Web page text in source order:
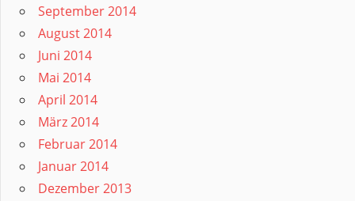
September 2014
August 2014
Juni 2014
Mai 2014
April 2014
März 2014
Februar 2014
Januar 2014
Dezember 2013